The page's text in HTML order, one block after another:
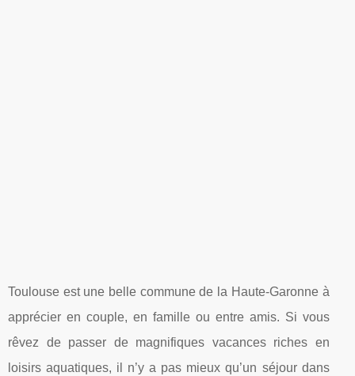
Toulouse est une belle commune de la Haute-Garonne à
apprécier en couple, en famille ou entre amis. Si vous
rêvez de passer de magnifiques vacances riches en
loisirs aquatiques, il n’y a pas mieux qu’un séjour dans